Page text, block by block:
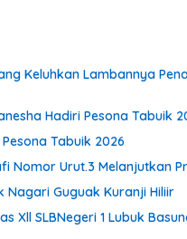
Keluhkan Lambannya
Hadiri Pesona Tabuik
Tabuik 2026
Nomor Urut.3 Melanjutkan
Nagari Guguak Kuranji Hiliir
Xll SLBNegeri 1 Lubuk